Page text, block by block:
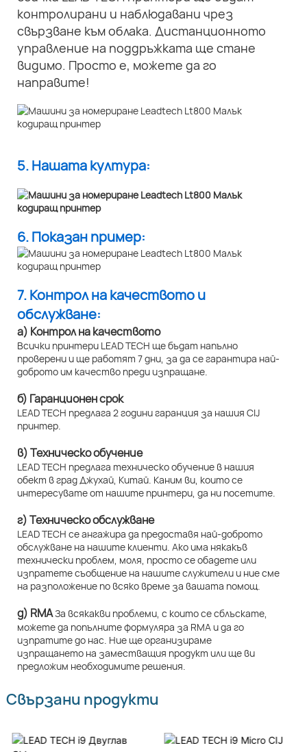
контролирани и наблюдавани чрез
свързване към облака. Дистанционното
управление на поддръжката ще стане
видимо. Просто е, можете да го
направите!
5. Нашата култура:
6. Показан пример:
7. Контрол на качеството и
обслужване:
а) Контрол на качеството
Всички принтери LEAD TECH ще бъдат напълно
проверени и ще работят 7 дни, за да се гарантира най-
доброто им качество преди изпращане.
б) Гаранционен срок
LEAD TECH предлага 2 години гаранция за нашия CIJ
принтер.
в) Техническо обучение
LEAD TECH предлага техническо обучение в нашия
обект в град Джухай, Китай. Каним ви, които се
интересувате от нашите принтери, да ни посетите.
г) Техническо обслужване
LEAD TECH се ангажира да предоставя най-доброто
обслужване на нашите клиенти. Ако има някакъв
технически проблем, моля, просто се обадете или
изпратете съобщение на нашите служители и ние сме
на разположение по всяко време за вашата помощ.
д) RMAЗа всякакви проблеми, с които се сблъскате,
можете да попълните формуляра за RMA и да го
изпратите до нас. Ние ще организираме
изпращането на заместващия продукт или ще ви
предложим необходимите решения.
Свързани продукти